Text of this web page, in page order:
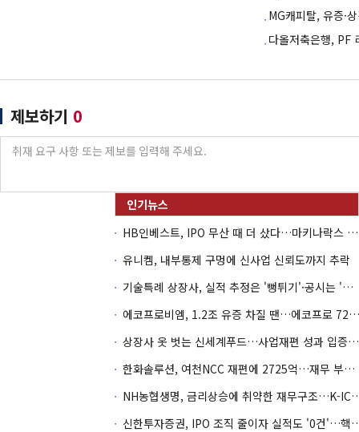
MG캐피탈, 유증·
다올저축은행, PF
제보하기 0
HB인베스트, IPO 무산 때 더 샀다…마키나락스 투자 2.7배 회수
유니켐, 내부통제 구멍에 신사업 신뢰도까지 추락
기술특례 상장사, 실적 추정은 '뻥튀기'·공시는 '누락'
에코프로비엠, 1.2조 유증 차질 땐…에코프로 7270억 '독박'
상장사 옷 벗는 신세계푸드…사업재편 성과 입증할까
한화솔루션, 여천NCC 재편에 2725억…재무 부담 커지나
NH농협생명, 금리상승에 취
신한투자증권, IPO 조직 줄